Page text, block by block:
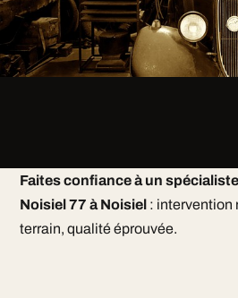
Faites confiance à un
Noisiel 77 à Noisiel : intervention
terrain, qualité éprouvée.